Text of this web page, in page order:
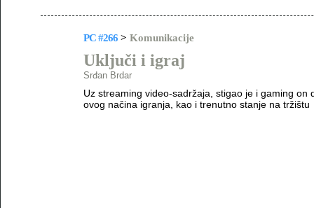
PC #266 > Komunikacije
Uključi i igraj
Srđan Brdar
Uz streaming video-sadržaja, stigao je i gaming
ovog načina igranja, kao i trenutno stanje na tržištu